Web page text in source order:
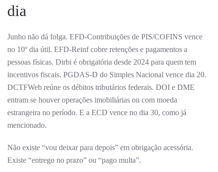
dia
Junho não dá folga. EFD-Contribuições de PIS/COFINS vence
no 10º dia útil. EFD-Reinf cobre retenções e pagamentos a
pessoas físicas. Dirbi é obrigatória desde 2024 para quem tem
incentivos fiscais. PGDAS-D do Simples Nacional vence dia 20.
DCTFWeb reúne os débitos tributários federais. DOI e DME
entram se houver operações imobiliárias ou com moeda
estrangeira no período. E a ECD vence no dia 30, como já
mencionado.
Não existe “vou deixar para depois” em obrigação acessória.
Existe “entrego no prazo” ou “pago multa”.